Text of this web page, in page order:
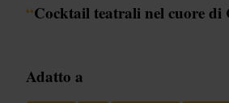
“Cocktail teatrali nel cuore
Adatto a